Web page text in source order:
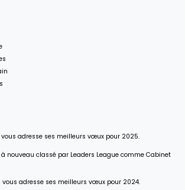
vous adresse ses meilleurs vœux pour 2025.
à nouveau classé par Leaders League comme Cabinet
vous adresse ses meilleurs vœux pour 2024.